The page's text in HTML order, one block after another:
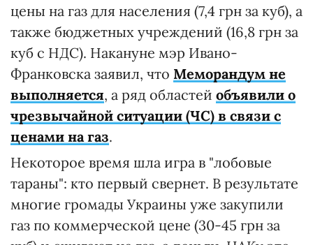
цены на газ для населения (7,4 грн за куб), а
также бюджетных учреждений (16,8 грн за
куб с НДС). Накануне мэр Ивано-
Франковска заявил, что Меморандум не
выполняется, а ряд областей объявили о
чрезвычайной ситуации (ЧС) в связи с
ценами на газ.
Некоторое время шла игра в "лобовые
тараны": кто первый свернет. В результате
многие громады Украины уже закупили
газ по коммерческой цене (30-45 грн за